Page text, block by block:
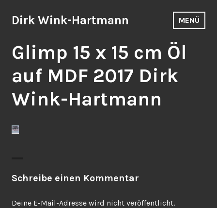
Inhalt
Dirk Wink-Hartmann MENÜ
Glimp 15 x 15 cm Öl
auf MDF 2017 Dirk
Wink-Hartmann
Schreibe einen Kommentar
Deine E-Mail-Adresse wird nicht veröffentlicht.